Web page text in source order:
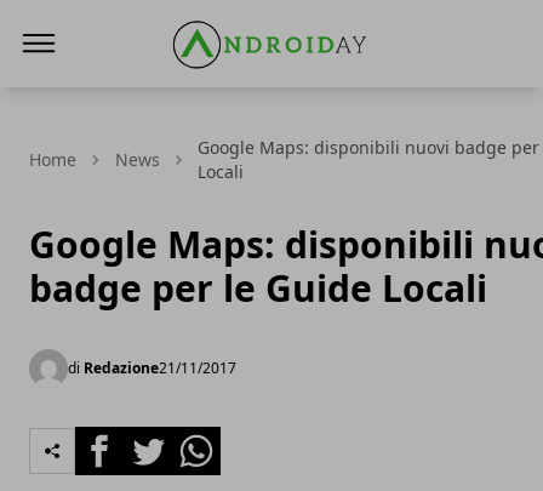
Home News
Google Maps: disponibili nuovi badge
Locali
Google Maps: disponibili
badge per le Guide Locali
di Redazione21/11/2017
FacebookTwitterWhatsapp